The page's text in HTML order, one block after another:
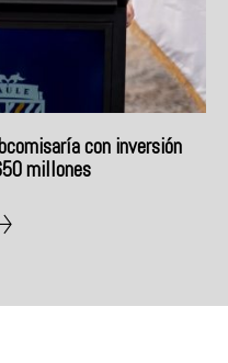
con inversión
millones